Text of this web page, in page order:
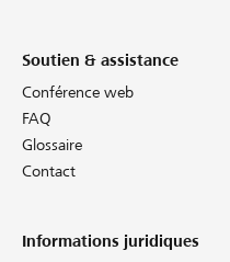
Soutien & assistance
Conférence web
FAQ
Glossaire
Contact
Informations juridiques